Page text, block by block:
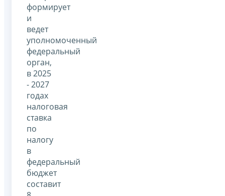
формирует
и
ведет
уполномоченный
федеральный
орган,
в 2025
- 2027
годах
налоговая
ставка
по
налогу
в
федеральный
бюджет
составит